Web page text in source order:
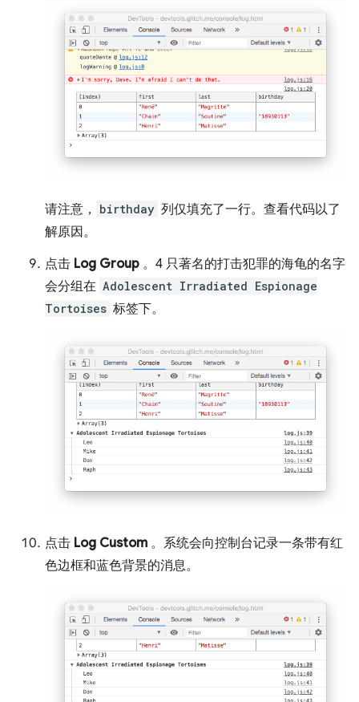
请注意， birthday 列仅填充了一行。查看代码以了
解原因。
点击 Log Group 。4 只著名的打击犯罪的海龟的名字
会分组在 Adolescent Irradiated Espionage
Tortoises 标签下。
点击 Log Custom 。系统会向控制台记录一条带有红
色边框和蓝色背景的消息。